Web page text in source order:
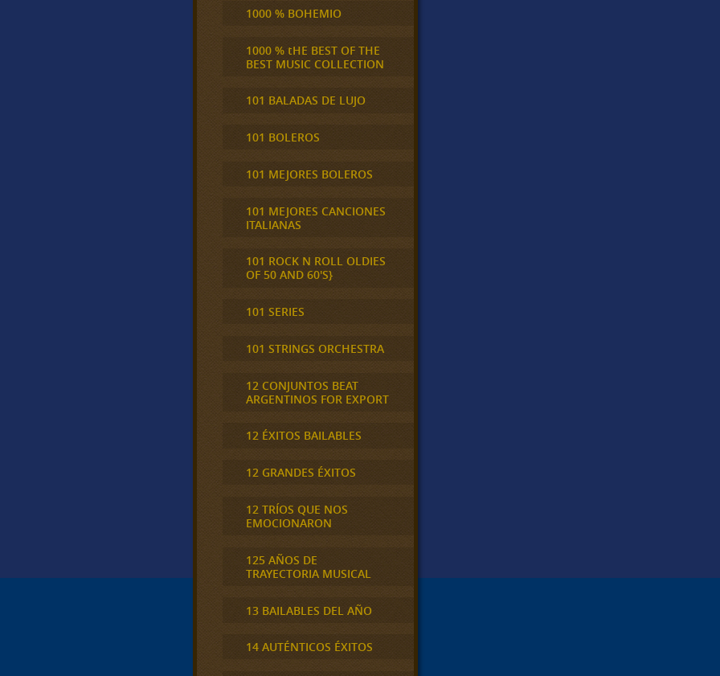
1000 % BOHEMIO
1000 % tHE BEST OF THE
BEST MUSIC COLLECTION
101 BALADAS DE LUJO
101 BOLEROS
101 MEJORES BOLEROS
101 MEJORES CANCIONES
ITALIANAS
101 ROCK N ROLL OLDIES
OF 50 AND 60'S}
101 SERIES
101 STRINGS ORCHESTRA
12 CONJUNTOS BEAT
ARGENTINOS FOR EXPORT
12 ÉXITOS BAILABLES
12 GRANDES ÉXITOS
12 TRÍOS QUE NOS
EMOCIONARON
125 AÑOS DE
TRAYECTORIA MUSICAL
13 BAILABLES DEL AÑO
14 AUTÉNTICOS ÉXITOS